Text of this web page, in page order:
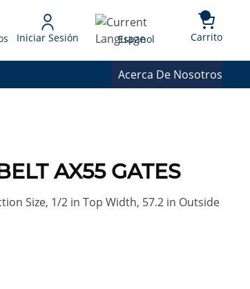
Iniciar Sesión Language
Espanol Carrito{0}
Acerca De Nosotros
AX55 GATES
Size, 1/2 in Top Width, 57.2 in Outside